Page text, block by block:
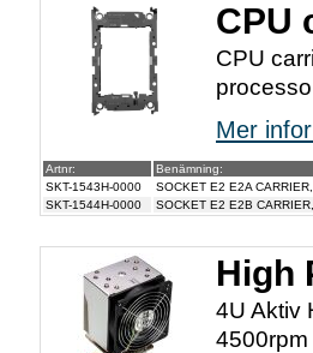
CPU
CPU
Mer
Artnr:
Benämning:
SKT-1543H-0000
SOCKET E2 E2A
SKT-1544H-0000
SOCKET E2 E2B
High
4U Aktiv